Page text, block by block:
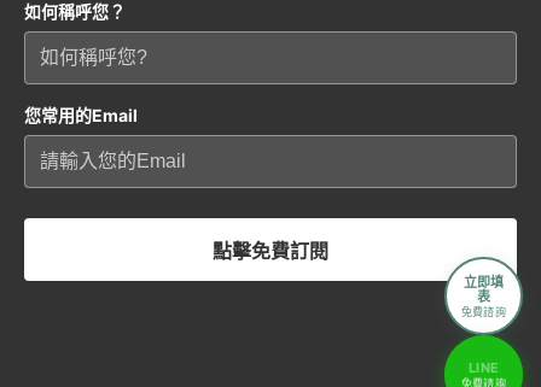
如何稱呼您？
您常用的Email
點擊免費訂閱
立即填
表
免費諮詢
LINE
免費諮詢